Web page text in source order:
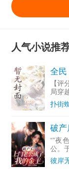
人气小说推
全民
【
局穿
人眼
外觉
扑街
破产
“”夜
公。
小子
我屡
彼岸